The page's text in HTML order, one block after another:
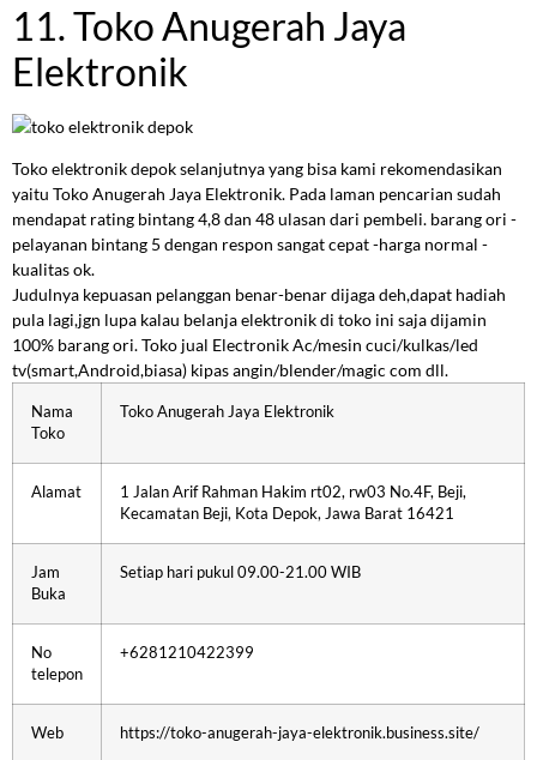
11. Toko Anugerah Jaya
Elektronik
Toko elektronik depok selanjutnya yang bisa kami rekomendasikan
yaitu Toko Anugerah Jaya Elektronik. Pada laman pencarian sudah
mendapat rating bintang 4,8 dan 48 ulasan dari pembeli. barang ori -
pelayanan bintang 5 dengan respon sangat cepat -harga normal -
kualitas ok.
Judulnya kepuasan pelanggan benar-benar dijaga deh,dapat hadiah
pula lagi,jgn lupa kalau belanja elektronik di toko ini saja dijamin
100% barang ori. Toko jual Electronik Ac/mesin cuci/kulkas/led
tv(smart,Android,biasa) kipas angin/blender/magic com dll.
Nama
Toko
Toko Anugerah Jaya Elektronik
Alamat
1 Jalan Arif Rahman Hakim rt02, rw03 No.4F, Beji,
Kecamatan Beji, Kota Depok, Jawa Barat 16421
Jam
Buka
Setiap hari pukul 09.00-21.00 WIB
No
telepon
+6281210422399
Web https://toko-anugerah-jaya-elektronik.business.site/